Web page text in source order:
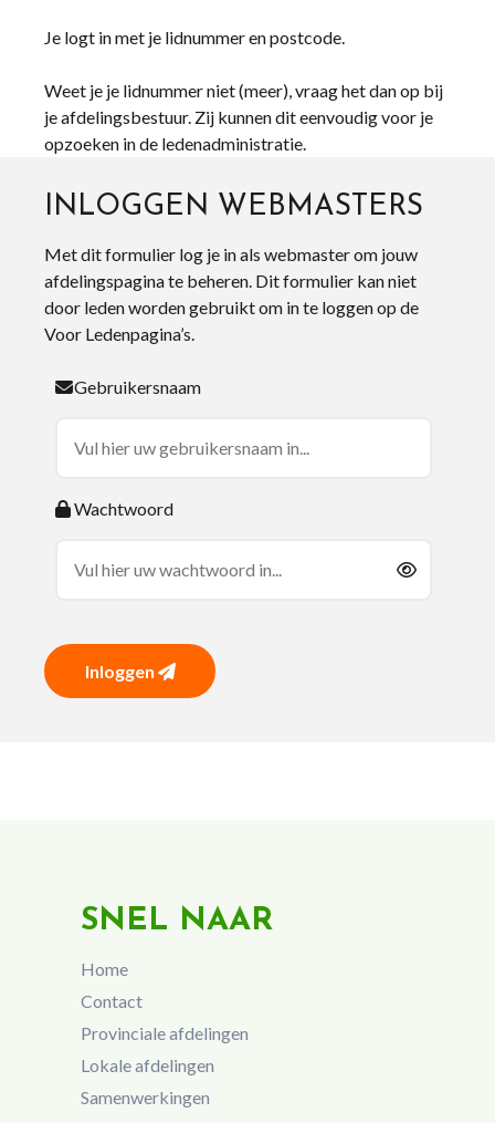
Je logt in met je lidnummer en postcode.
Weet je je lidnummer niet (meer), vraag het dan op bij
je afdelingsbestuur. Zij kunnen dit eenvoudig voor je
opzoeken in de ledenadministratie.
INLOGGEN WEBMASTERS
Met dit formulier log je in als webmaster om jouw
afdelingspagina te beheren. Dit formulier kan niet
door leden worden gebruikt om in te loggen op de
Voor Ledenpagina’s.
Gebruikersnaam
Wachtwoord
Inloggen
SNEL NAAR
Home
Contact
Provinciale afdelingen
Lokale afdelingen
Samenwerkingen